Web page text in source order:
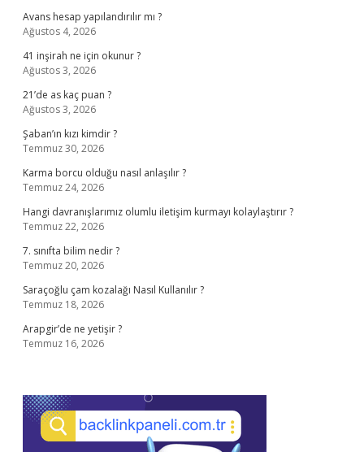
Avans hesap yapılandırılır mı ?
Ağustos 4, 2026
41 inşirah ne için okunur ?
Ağustos 3, 2026
21’de as kaç puan ?
Ağustos 3, 2026
Şaban’ın kızı kimdir ?
Temmuz 30, 2026
Karma borcu olduğu nasıl anlaşılır ?
Temmuz 24, 2026
Hangi davranışlarımız olumlu iletişim kurmayı kolaylaştırır ?
Temmuz 22, 2026
7. sınıfta bilim nedir ?
Temmuz 20, 2026
Saraçoğlu çam kozalağı Nasıl Kullanılır ?
Temmuz 18, 2026
Arapgir’de ne yetişir ?
Temmuz 16, 2026